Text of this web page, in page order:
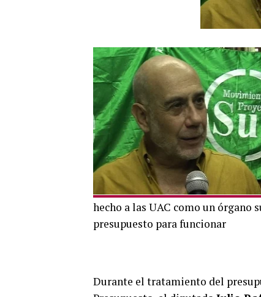
hecho a las UAC como un órgano
presupuesto para funcionar
Durante el tratamiento del